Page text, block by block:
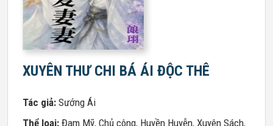
XUYÊN THƯ CHI BÁ ÁI ĐỘC THÊ
Tác giả: Sướng Ái
Thể loại: Đam Mỹ, Chủ công, Huyền Huyễn, Xuyên Sách,